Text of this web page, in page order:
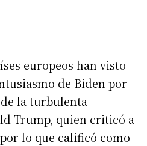
europeos han visto
de Biden por
la turbulenta
Trump, quien criticó a
lo que calificó como